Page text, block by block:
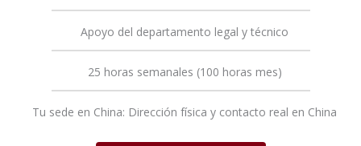
Apoyo del departamento legal y técnico
25 horas semanales (100 horas mes)
Tu sede en China: Dirección física y contacto real en China